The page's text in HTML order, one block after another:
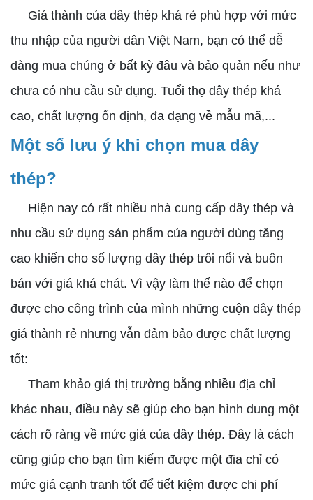
Giá thành của dây thép khá rẻ phù hợp với mức
thu nhập của người dân Việt Nam, bạn có thể dễ
dàng mua chúng ở bất kỳ đâu và bảo quản nếu như
chưa có nhu cầu sử dụng. Tuổi thọ dây thép khá
cao, chất lượng ổn định, đa dạng về mẫu mã,...
Một số lưu ý khi chọn mua dây
thép?
Hiện nay có rất nhiều nhà cung cấp dây thép và
nhu cầu sử dụng sản phẩm của người dùng tăng
cao khiến cho số lượng dây thép trôi nổi và buôn
bán với giá khá chát. Vì vậy làm thế nào để chọn
được cho công trình của mình những cuộn dây thép
giá thành rẻ nhưng vẫn đảm bảo được chất lượng
tốt:
Tham khảo giá thị trường bằng nhiều địa chỉ
khác nhau, điều này sẽ giúp cho bạn hình dung một
cách rõ ràng về mức giá của dây thép. Đây là cách
cũng giúp cho bạn tìm kiếm được một đia chỉ có
mức giá cạnh tranh tốt để tiết kiệm được chi phí